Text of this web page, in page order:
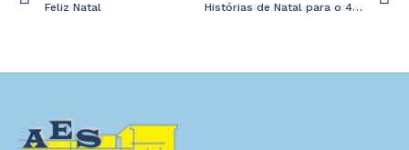
Feliz Natal Histórias de Natal para o 4º ano